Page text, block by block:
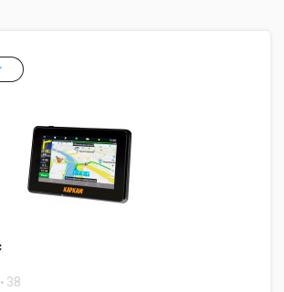
38